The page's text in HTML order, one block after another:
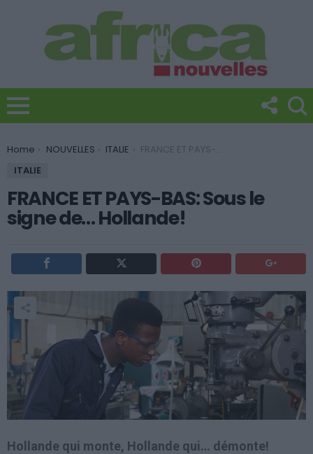
You are here:
Home NOUVELLES ITALIE
FRANCE ET PAYS-BAS: Sous le signe de… Hollande!
ITALIE
FRANCE ET PAYS-BAS: Sous le
signe de… Hollande!
Hollande qui monte, Hollande qui… démonte!